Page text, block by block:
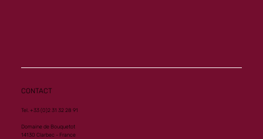
CONTACT
Tel. +33 (0)2 31 32 28 91
Domaine de Bouquetot
14130 Clarbec - France